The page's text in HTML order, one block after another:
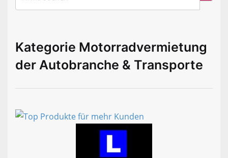
Kategorie Motorradvermietung
der Autobranche & Transporte